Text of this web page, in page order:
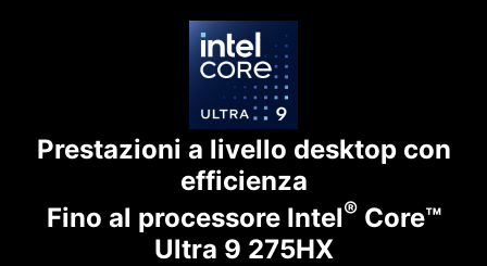
Prestazioni a livello desktop con
efficienza
Fino al processore Intel®Core™
Ultra 9 275HX